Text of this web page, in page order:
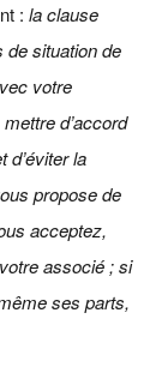
:la clause
de situation de
votre
d’accord
d’éviter la
propose de
acceptez,
associé ; si
ses parts,